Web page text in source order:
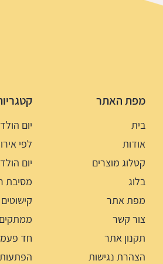
מפת האתר
בית
אודות
קטלוג מוצרים
בלוג
מפת אתר
צור קשר
תקנון אתר
הצהרת נגישות
יום
לפי
יום
מסיבת
ממתקים
חד
הפתעות